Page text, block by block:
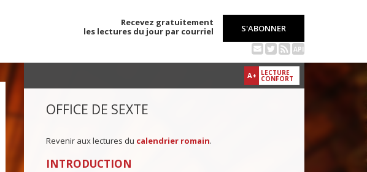
Recevez gratuitement
les lectures du jour par courriel
S'ABONNER
API
A+ LECTURE
CONFORT
OFFICE DE SEXTE
Revenir aux lectures du calendrier romain.
INTRODUCTION